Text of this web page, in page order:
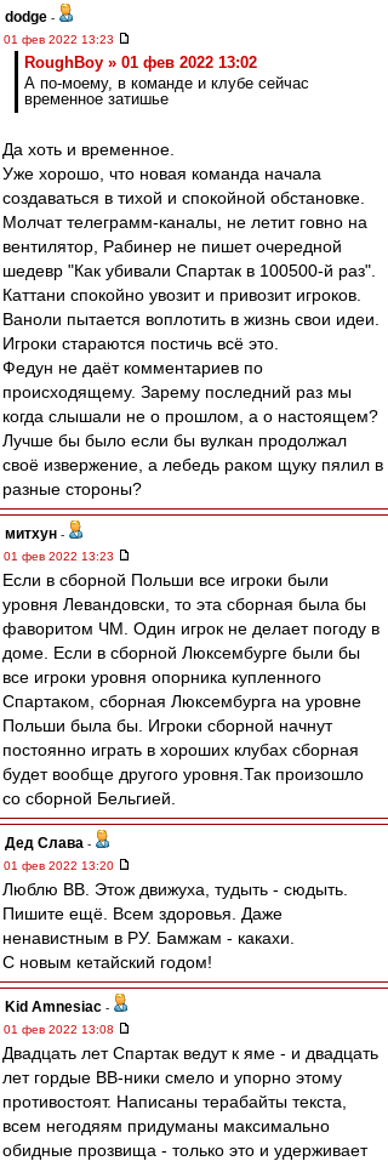
dodge -
01 фев 2022 13:23
RoughBoy » 01 фев 2022 13:02
А по-моему, в команде и клубе сейчас
временное затишье
Да хоть и временное.
Уже хорошо, что новая команда начала
создаваться в тихой и спокойной обстановке.
Молчат телеграмм-каналы, не летит говно на
вентилятор, Рабинер не пишет очередной
шедевр "Как убивали Спартак в 100500-й раз".
Каттани спокойно увозит и привозит игроков.
Ваноли пытается воплотить в жизнь свои идеи.
Игроки стараются постичь всё это.
Федун не даёт комментариев по
происходящему. Зарему последний раз мы
когда слышали не о прошлом, а о настоящем?
Лучше бы было если бы вулкан продолжал
своё извержение, а лебедь раком щуку пялил в
разные стороны?
митхун -
01 фев 2022 13:23
Если в сборной Польши все игроки были
уровня Левандовски, то эта сборная была бы
фаворитом ЧМ. Один игрок не делает погоду в
доме. Если в сборной Люксембурге были бы
все игроки уровня опорника купленного
Спартаком, сборная Люксембурга на уровне
Польши была бы. Игроки сборной начнут
постоянно играть в хороших клубах сборная
будет вообще другого уровня.Так произошло
со сборной Бельгией.
Дед Слава -
01 фев 2022 13:20
Люблю ВВ. Этож движуха, тудыть - сюдыть.
Пишите ещё. Всем здоровья. Даже
ненавистным в РУ. Бамжам - какахи.
С новым кетайский годом!
Kid Amnesiac -
01 фев 2022 13:08
Двадцать лет Спартак ведут к яме - и двадцать
лет гордые ВВ-ники смело и упорно этому
противостоят. Написаны терабайты текста,
всем негодяям придуманы максимально
обидные прозвища - только это и удерживает